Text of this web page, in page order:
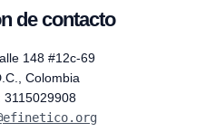
de contacto
148 #12c-69
Colombia
3115029908